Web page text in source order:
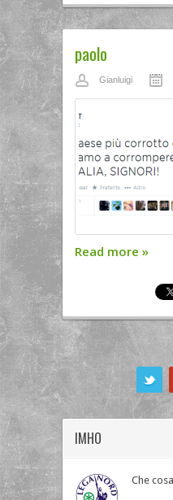
paolo
Gianluigi
Read more »
IMHO
Che